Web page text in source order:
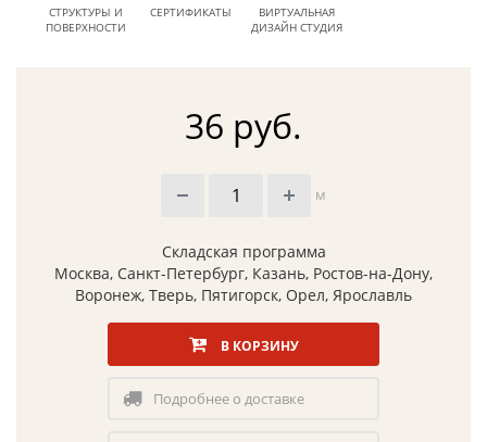
СТРУКТУРЫ И
ПОВЕРХНОСТИ
СЕРТИФИКАТЫ
ВИРТУАЛЬНАЯ
ДИЗАЙН СТУДИЯ
36 руб.
м
Складская программа
Москва, Санкт-Петербург, Казань, Ростов-на-Дону,
Воронеж, Тверь, Пятигорск, Орел, Ярославль
В КОРЗИНУ
Подробнее о доставке